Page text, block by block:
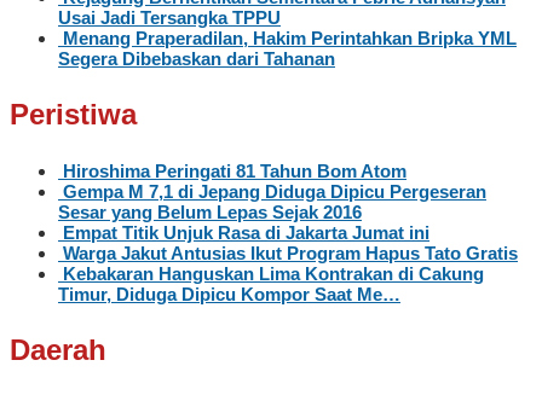
Usai Jadi Tersangka TPPU
Menang Praperadilan, Hakim Perintahkan Bripka YML
Segera Dibebaskan dari Tahanan
Peristiwa
Hiroshima Peringati 81 Tahun Bom Atom
Gempa M 7,1 di Jepang Diduga Dipicu Pergeseran
Sesar yang Belum Lepas Sejak 2016
Empat Titik Unjuk Rasa di Jakarta Jumat ini
Warga Jakut Antusias Ikut Program Hapus Tato Gratis
Kebakaran Hanguskan Lima Kontrakan di Cakung
Timur, Diduga Dipicu Kompor Saat Me…
Daerah